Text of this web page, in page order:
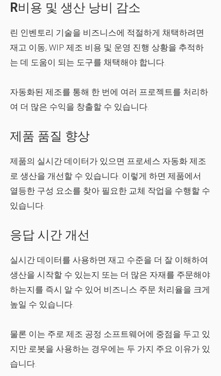
R비용 및 생산 낭비 감소
린 인벤토리 기술을 비즈니스에 적절하게 채택하려면
재고 이동, WIP 제조 비용 및 운영 진행 상황을 추적하
는 데 도움이 되는 도구를 채택해야 합니다.
자동화된 제조를 통해 한 번에 여러 프로젝트를 처리하
여 더 많은 수익을 창출할 수 있습니다.
제품 품질 향상
제품의 실시간 데이터가 있으면 프로세스 자동화 제조
로 생산을 개선할 수 있습니다. 이렇게 하면 제품에서
열등한 구성 요소를 찾아 필요한 교체 작업을 수행할 수
있습니다.
응답 시간 개선
실시간 데이터를 사용하면 재고 수준을 더 잘 이해하여
생산을 시작할 수 있는지 또는 더 많은 자재를 주문해야
하는지를 즉시 알 수 있어 비즈니스 주문 처리율을 크게
높일 수 있습니다.
물론 이는 주로 제조 공정 소프트웨어에 중점을 두고 있
지만 로봇을 사용하는 경우에는 두 가지 주요 이유가 있
습니다.